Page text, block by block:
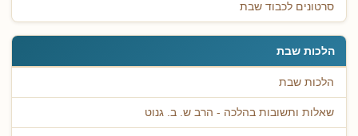
סרטונים לכבוד שבת
הלכות שבת
הלכות שבת
שאלות ותשובות בהלכה - הרב ש. ב. גנוט